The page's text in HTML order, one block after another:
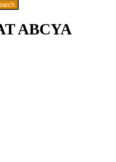
ABCYA